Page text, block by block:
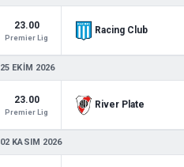
23.00
Premier Lig
Racing Club
25 EKIM 2026
23.00
Premier Lig
River Plate
02 KASIM 2026